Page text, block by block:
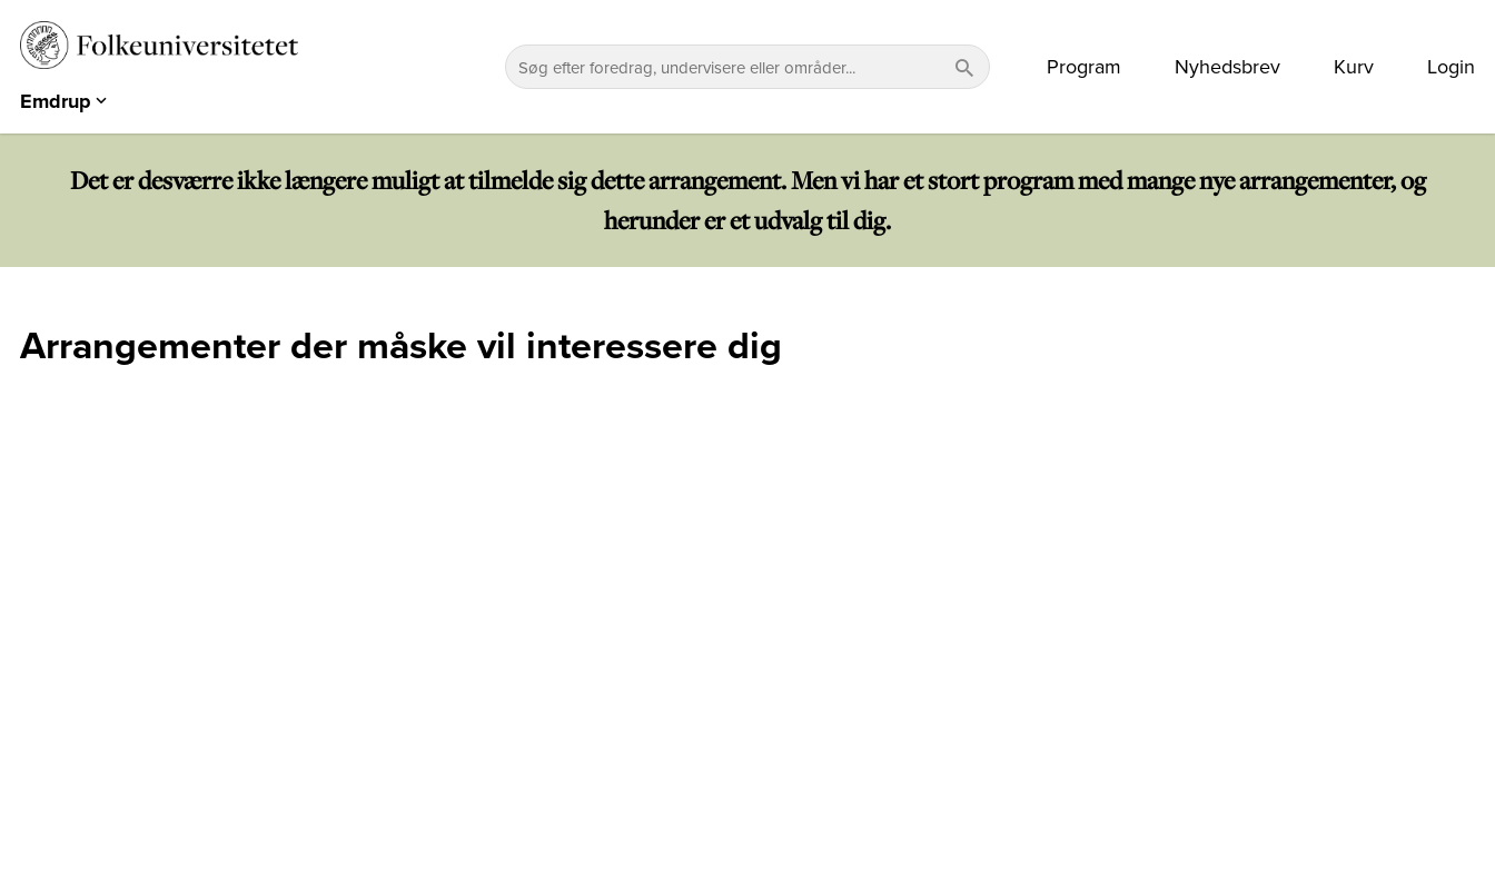
Emdrup
Aarhus
Emdrup
Herning
PARK
EUROPA 360°
Program Nyhedsbrev Kurv Login
Det er desværre ikke længere muligt at tilmelde sig dette arrangement. Men vi har et stort program med mange nye arrangementer, og
herunder er et udvalg til dig.
Arrangementer der måske vil interessere dig